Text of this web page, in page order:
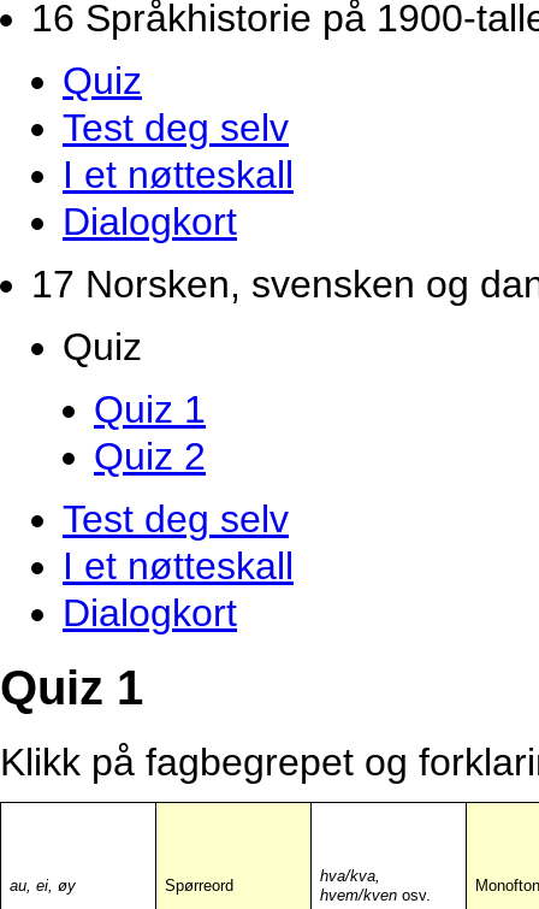
16 Språkhistorie på 1900-
Quiz
Test deg selv
I et nøtteskall
Dialogkort
17 Norsken, svensken og
Quiz
Quiz 1
Quiz 2
Test deg selv
I et nøtteskall
Dialogkort
Quiz 1
Klikk på fagbegrepet og
au, ei, øy Spørreord
hva/kva,
hvem/kvenosv.